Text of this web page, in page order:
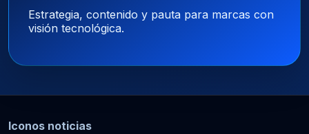
Estrategia, contenido y pauta para marcas con
visión tecnológica.
Iconos noticias